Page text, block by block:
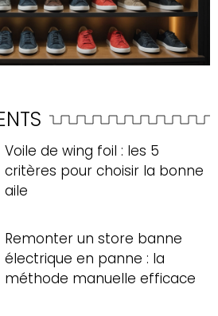
Voile de wing foil : les 5
critères pour choisir la bonne
aile
Remonter un store banne
électrique en panne : la
méthode manuelle efficace